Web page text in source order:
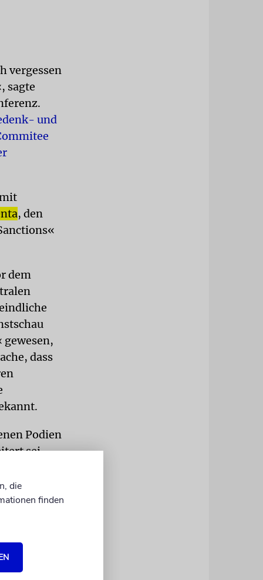
vergessen
sagte
und
, den
dem
dass
Podien
sei.
nach
die
finden